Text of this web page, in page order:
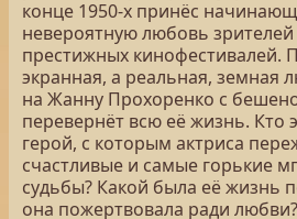
конце 1950-х принёс
невероятную любовь
престижных кинофестивалей.
экранная, а реальная, земная
на Жанну Прохоренко с
перевернёт всю её жизнь. Кто
герой, с которым актриса
счастливые и самые горькие
судьбы? Какой была её жизнь
она пожертвовала ради любви?